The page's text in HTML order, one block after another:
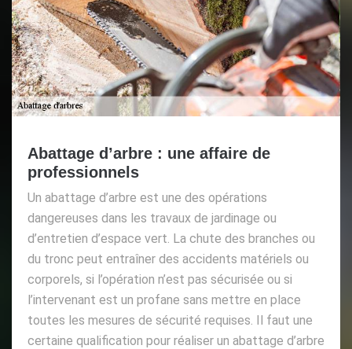
Abattage d’arbre : une affaire de
professionnels
Un abattage d’arbre est une des opérations
dangereuses dans les travaux de jardinage ou
d’entretien d’espace vert. La chute des branches ou
du tronc peut entraîner des accidents matériels ou
corporels, si l’opération n’est pas sécurisée ou si
l’intervenant est un profane sans mettre en place
toutes les mesures de sécurité requises. Il faut une
certaine qualification pour réaliser un abattage d’arbre